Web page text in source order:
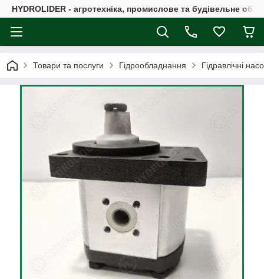
HYDROLIDER - агротехніка, промислове та будівельне
Товари та послуги Гідрообладнання Гідравлічні